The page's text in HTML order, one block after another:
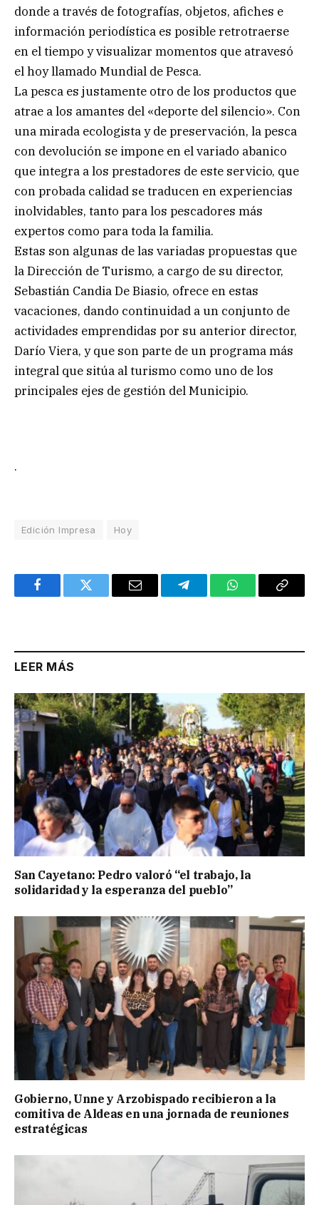
donde a través de fotografías, objetos, afiches e
información periodística es posible retrotraerse
en el tiempo y visualizar momentos que atravesó
el hoy llamado Mundial de Pesca.
La pesca es justamente otro de los productos que
atrae a los amantes del «deporte del silencio». Con
una mirada ecologista y de preservación, la pesca
con devolución se impone en el variado abanico
que integra a los prestadores de este servicio, que
con probada calidad se traducen en experiencias
inolvidables, tanto para los pescadores más
expertos como para toda la familia.
Estas son algunas de las variadas propuestas que
la Dirección de Turismo, a cargo de su director,
Sebastián Candia De Biasio, ofrece en estas
vacaciones, dando continuidad a un conjunto de
actividades emprendidas por su anterior director,
Darío Viera, y que son parte de un programa más
integral que sitúa al turismo como uno de los
principales ejes de gestión del Municipio.
.
Edición Impresa Hoy
FacebookTwitter Email TelegramWhatsAppCopy
LEER MÁS
San Cayetano: Pedro valoró “el trabajo, la
solidaridad y la esperanza del pueblo”
Gobierno, Unne y Arzobispado recibieron a la
comitiva de Aldeas en una jornada de reuniones
estratégicas